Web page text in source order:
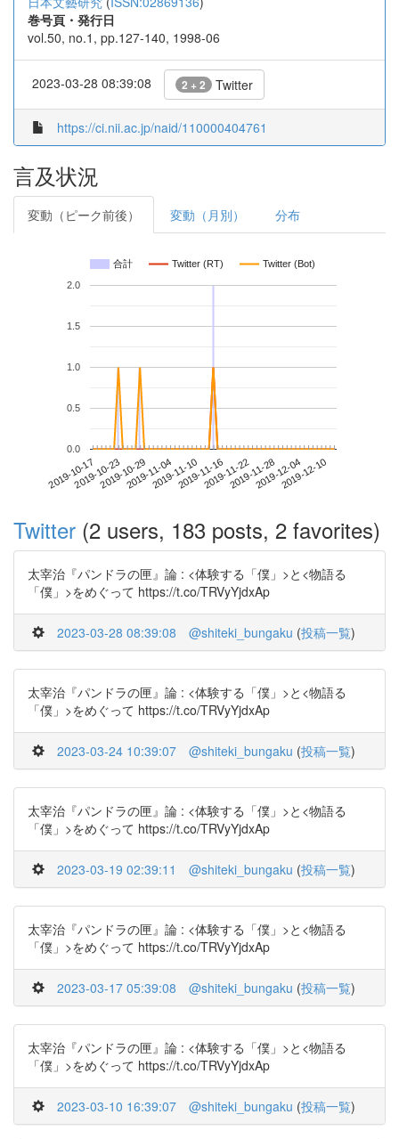
巻号頁・発行日
vol.50, no.1, pp.127-140, 1998-06
2023-03-28 08:39:08 2 + 2 Twitter
https://ci.nii.ac.jp/naid/110000404761
言及状況
変動（ピーク前後） 変動（月別） 分布
合計 Twitter (RT) Twitter (Bot)
2019-10-172019-10-232019-10-292019-11-042019-11-102019-11-162019-11-222019-11-282019-12-042019-12-10
0.0
0.5
1.0
1.5
2.0
Twitter (2 users, 183 posts, 2 favorites)
太宰治『パンドラの匣』論 : <体験する「僕」>と<物語る
「僕」>をめぐって https://t.co/TRVyYjdxAp
2023-03-28 08:39:08 @shiteki_bungaku (投稿一覧)
太宰治『パンドラの匣』論 : <体験する「僕」>と<物語る
「僕」>をめぐって https://t.co/TRVyYjdxAp
2023-03-24 10:39:07 @shiteki_bungaku (投稿一覧)
太宰治『パンドラの匣』論 : <体験する「僕」>と<物語る
「僕」>をめぐって https://t.co/TRVyYjdxAp
2023-03-19 02:39:11 @shiteki_bungaku (投稿一覧)
太宰治『パンドラの匣』論 : <体験する「僕」>と<物語る
「僕」>をめぐって https://t.co/TRVyYjdxAp
2023-03-17 05:39:08 @shiteki_bungaku (投稿一覧)
太宰治『パンドラの匣』論 : <体験する「僕」>と<物語る
「僕」>をめぐって https://t.co/TRVyYjdxAp
2023-03-10 16:39:07 @shiteki_bungaku (投稿一覧)